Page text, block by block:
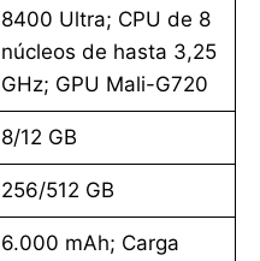
8400 Ultra; CPU de 8
núcleos de hasta 3,25
GHz; GPU Mali-G720
8/12 GB
256/512 GB
6.000 mAh; Carga